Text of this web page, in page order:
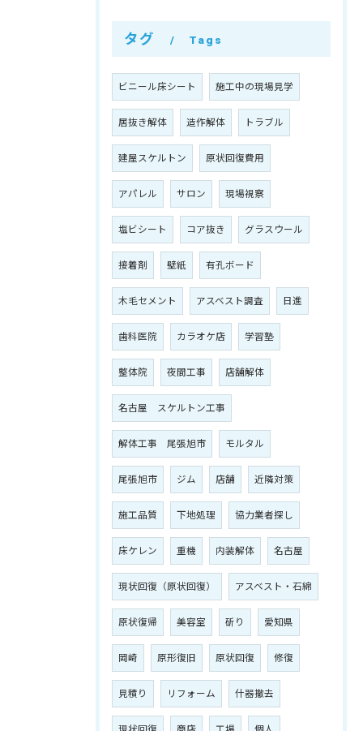
タグ Tags
ビニール床シート 施工中の現場見学
居抜き解体 造作解体 トラブル
建屋スケルトン 原状回復費用
アパレル サロン 現場視察
塩ビシート コア抜き グラスウール
接着剤 壁紙 有孔ボード
木毛セメント アスベスト調査 日進
歯科医院 カラオケ店 学習塾
整体院 夜間工事 店舗解体
名古屋 スケルトン工事
解体工事 尾張旭市 モルタル
尾張旭市 ジム 店舗 近隣対策
施工品質 下地処理 協力業者探し
床ケレン 重機 内装解体 名古屋
現状回復（原状回復） アスベスト・石綿
原状復帰 美容室 斫り 愛知県
岡崎 原形復旧 原状回復 修復
見積り リフォーム 什器撤去